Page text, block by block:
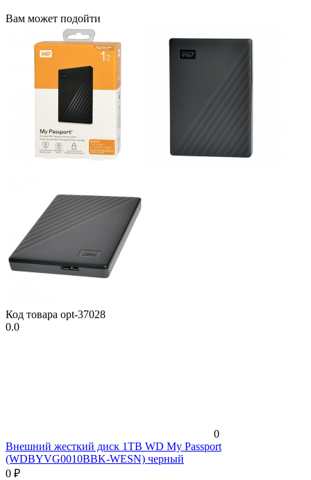
Вам может подойти
Код товара opt-37028
0.0
0
Внешний жесткий диск 1TB WD My Passport
(WDBYVG0010BBK-WESN) черный
0 ₽